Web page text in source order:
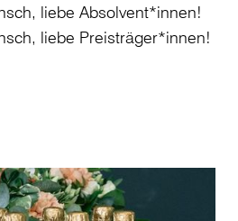
liebe Absolvent*innen!
liebe Preisträger*innen!